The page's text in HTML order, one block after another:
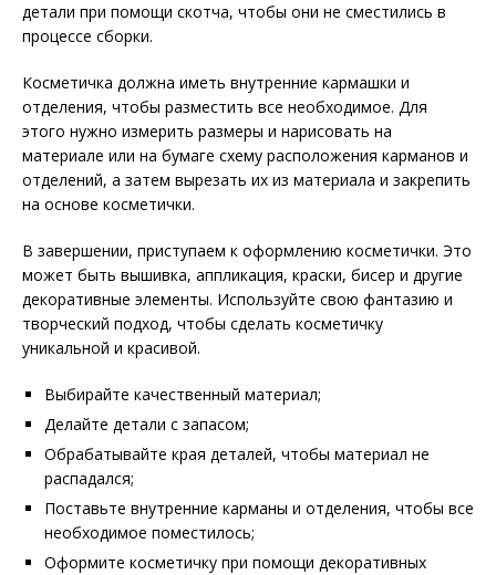
детали при помощи скотча, чтобы они не сместились в
процессе сборки.
Косметичка должна иметь внутренние кармашки и
отделения, чтобы разместить все необходимое. Для
этого нужно измерить размеры и нарисовать на
материале или на бумаге схему расположения карманов и
отделений, а затем вырезать их из материала и закрепить
на основе косметички.
В завершении, приступаем к оформлению косметички. Это
может быть вышивка, аппликация, краски, бисер и другие
декоративные элементы. Используйте свою фантазию и
творческий подход, чтобы сделать косметичку
уникальной и красивой.
Выбирайте качественный материал;
Делайте детали с запасом;
Обрабатывайте края деталей, чтобы материал не
распадался;
Поставьте внутренние карманы и отделения, чтобы все
необходимое поместилось;
Оформите косметичку при помощи декоративных